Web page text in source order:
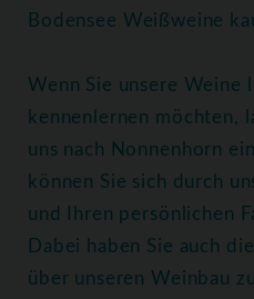
Bodensee Weißweine
Wenn Sie unsere
kennenlernen möchten,
uns nach Nonnenhorn
können Sie sich durch
und Ihren persönlichen
Dabei haben Sie auch
über unseren Weinbau